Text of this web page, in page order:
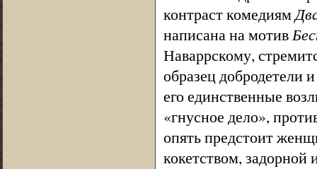
контраст комедиям
написана на мотив
Наваррскому,
образец добродетели
его единственные
«гнусное дело»,
опять предстоит
кокетством,